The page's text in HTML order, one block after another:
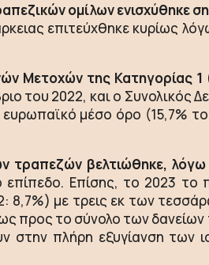
ομίλων ενισχύθηκε
επιτεύχθηκε κυρίως
Μετοχών της Κατηγορίας
του 2022, και ο
ευρωπαϊκό μέσο όρο (15,7%
τραπεζών βελτιώθηκε,
επίπεδο. Επίσης, το 2023
8,7%) με τρεις εκ των
προς το σύνολο των
στην πλήρη εξυγίανση